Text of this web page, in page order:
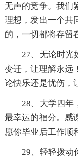
无声的竞争。我们
理想，发出一个共
的，一切都将存留
27、无论时光
变迁，让理解永远
论快乐还是忧伤，
28、大学四年
最幸运的福分。感
愿你毕业后工作顺
29、轻轻拨动